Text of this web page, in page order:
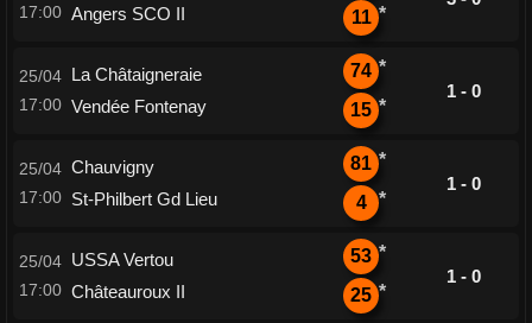
17:00 Angers SCO II
11 *
25/04
17:00
La Châtaigneraie
Vendée Fontenay
74 *
15 *
1 - 0
25/04
17:00
Chauvigny
St-Philbert Gd Lieu
81 *
4 *
1 - 0
25/04
17:00
USSA Vertou
Châteauroux II
53 *
25 *
1 - 0